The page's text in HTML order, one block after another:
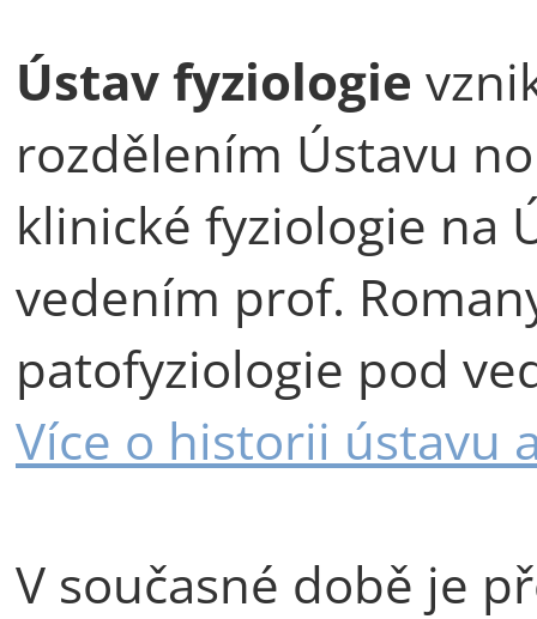
Ústav fyziologie
rozdělením Ústavu
klinické fyziologie na
vedením prof.
patofyziologie pod
Více o historii ústavu
V současné době je